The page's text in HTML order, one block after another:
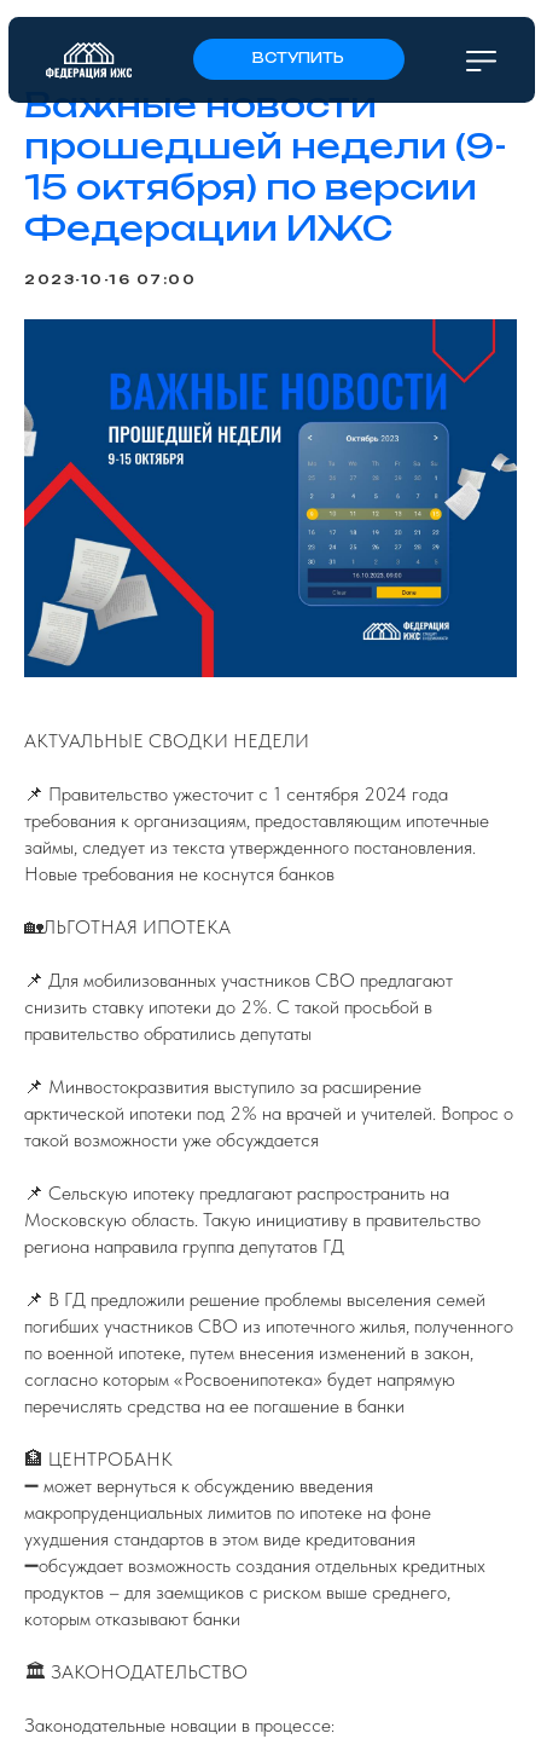
ВСТУПИТЬ
Важные новости
прошедшей недели (9-
15 октября) по версии
Федерации ИЖС
2023-10-16 07:00
АКТУАЛЬНЫЕ СВОДКИ НЕДЕЛИ
📌 Правительство ужесточит с 1 сентября 2024 года
требования к организациям, предоставляющим ипотечные
займы, следует из текста утвержденного постановления.
Новые требования не коснутся банков
🏡ЛЬГОТНАЯ ИПОТЕКА
📌 Для мобилизованных участников СВО предлагают
снизить ставку ипотеки до 2%. С такой просьбой в
правительство обратились депутаты
📌 Минвостокразвития выступило за расширение
арктической ипотеки под 2% на врачей и учителей. Вопрос о
такой возможности уже обсуждается
📌 Сельскую ипотеку предлагают распространить на
Московскую область. Такую инициативу в правительство
региона направила группа депутатов ГД
📌 В ГД предложили решение проблемы выселения семей
погибших участников СВО из ипотечного жилья, полученного
по военной ипотеке, путем внесения изменений в закон,
согласно которым «Росвоенипотека» будет напрямую
перечислять средства на ее погашение в банки
🏦 ЦЕНТРОБАНК
➖ может вернуться к обсуждению введения
макропруденциальных лимитов по ипотеке на фоне
ухудшения стандартов в этом виде кредитования
➖обсуждает возможность создания отдельных кредитных
продуктов – для заемщиков с риском выше среднего,
которым отказывают банки
🏛 ЗАКОНОДАТЕЛЬСТВО
Законодательные новации в процессе: